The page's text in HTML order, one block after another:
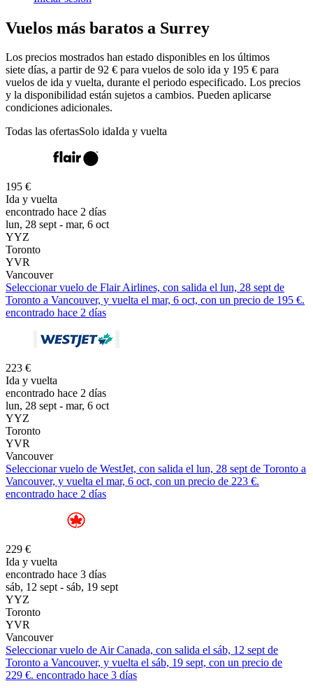
Vuelos más baratos a Surrey
Los precios mostrados han estado disponibles en los últimos
siete días, a partir de 92 € para vuelos de solo ida y 195 € para
vuelos de ida y vuelta, durante el periodo especificado. Los precios
y la disponibilidad están sujetos a cambios. Pueden aplicarse
condiciones adicionales.
Todas las ofertasSolo idaIda y vuelta
195 €
Ida y vuelta
encontrado hace 2 días
lun, 28 sept - mar, 6 oct
YYZ
Toronto
YVR
Vancouver
Seleccionar vuelo de Flair Airlines, con salida el lun, 28 sept de
Toronto a Vancouver, y vuelta el mar, 6 oct, con un precio de 195 €.
encontrado hace 2 días
223 €
Ida y vuelta
encontrado hace 2 días
lun, 28 sept - mar, 6 oct
YYZ
Toronto
YVR
Vancouver
Seleccionar vuelo de WestJet, con salida el lun, 28 sept de Toronto a
Vancouver, y vuelta el mar, 6 oct, con un precio de 223 €.
encontrado hace 2 días
229 €
Ida y vuelta
encontrado hace 3 días
sáb, 12 sept - sáb, 19 sept
YYZ
Toronto
YVR
Vancouver
Seleccionar vuelo de Air Canada, con salida el sáb, 12 sept de
Toronto a Vancouver, y vuelta el sáb, 19 sept, con un precio de
229 €. encontrado hace 3 días